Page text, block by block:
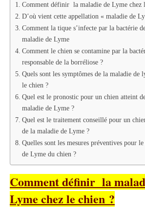
Comment définir la maladie de Lyme chez
D’où vient cette appellation « maladie de
Comment la tique s’infecte par la bactérie
maladie de Lyme
Comment le chien se contamine par la
responsable de la borréliose ?
Quels sont les symptômes de la maladie de
le chien ?
Quel est le pronostic pour un chien atteint
maladie de Lyme ?
Quel est le traitement conseillé pour un
de la maladie de Lyme ?
Quelles sont les mesures préventives pour
de Lyme du chien ?
Comment définir la
Lyme chez le chien ?